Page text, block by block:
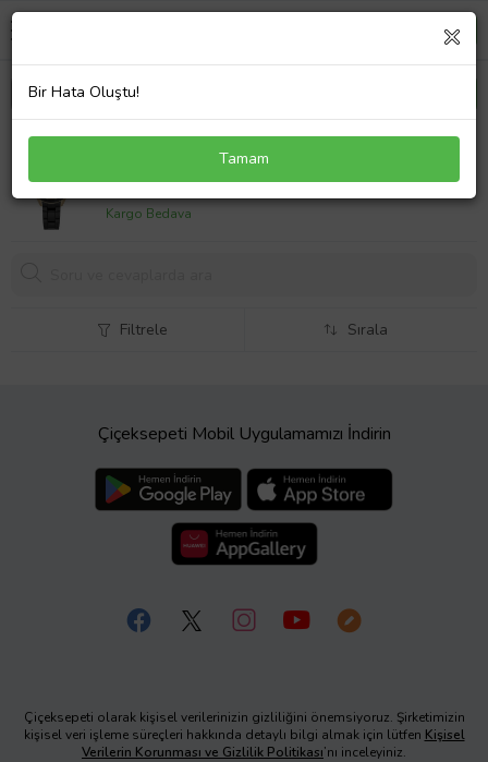
Wainer WA.18040-C Kadın Kol Saati
19189,00 TL
Kargo Bedava
Filtrele Sırala
Çiçeksepeti Mobil Uygulamamızı İndirin
Çiçeksepeti olarak kişisel verilerinizin gizliliğini önemsiyoruz. Şirketimizin
kişisel veri işleme süreçleri hakkında detaylı bilgi almak için lütfen Kişisel
Verilerin Korunması ve Gizlilik Politikası’nı inceleyiniz.
Bir Hata Oluştu!
Tamam